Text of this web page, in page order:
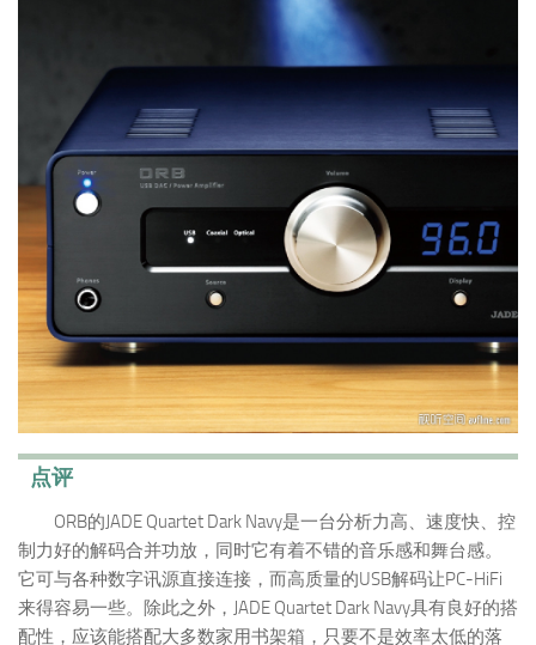
点评
ORB的JADE Quartet Dark Navy是一台分析力高、速度快、控
制力好的解码合并功放，同时它有着不错的音乐感和舞台感。
它可与各种数字讯源直接连接，而高质量的USB解码让PC-HiFi
来得容易一些。除此之外，JADE Quartet Dark Navy具有良好的搭
配性，应该能搭配大多数家用书架箱，只要不是效率太低的落